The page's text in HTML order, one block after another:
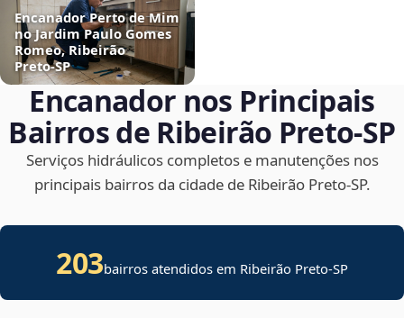
Encanador Perto de Mim
no Jardim Paulo Gomes
Romeo, Ribeirão
Preto‑SP
Encanador nos Principais
Bairros de Ribeirão Preto‑SP
Serviços hidráulicos completos e manutenções nos
principais bairros da cidade de Ribeirão Preto‑SP.
203bairros atendidos em Ribeirão Preto-SP